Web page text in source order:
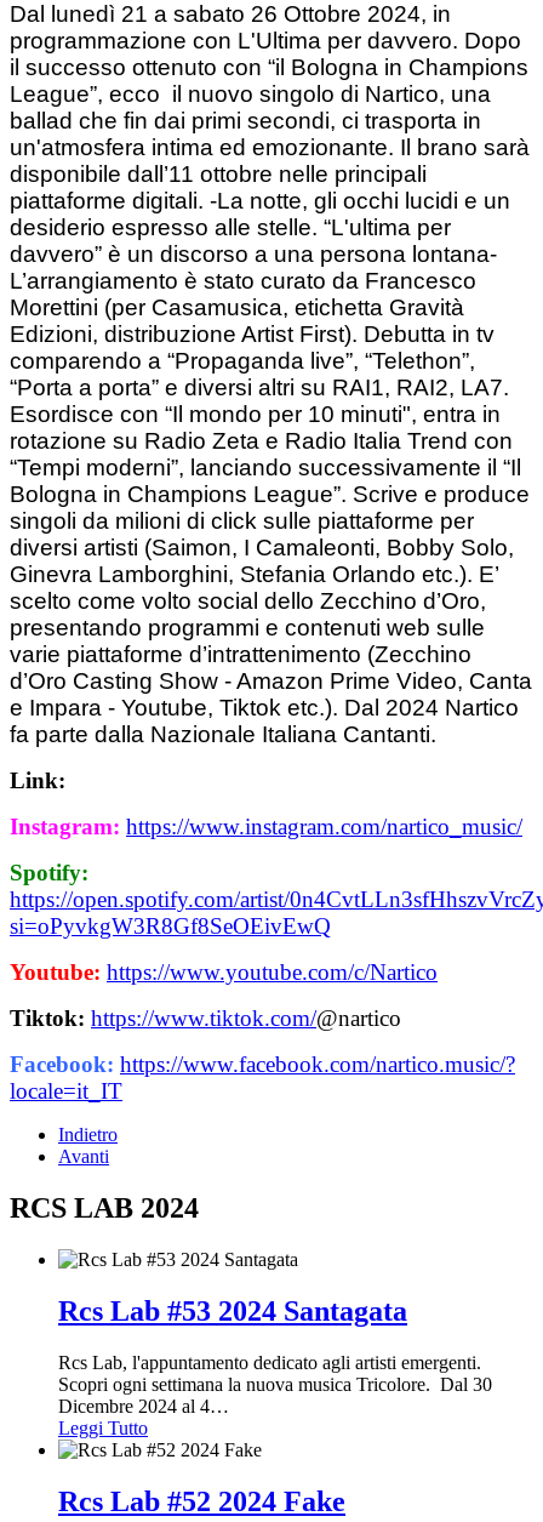
Dal lunedì 21 a sabato 26 Ottobre 2024, in
programmazione con L'Ultima per davvero. Dopo
il successo ottenuto con “il Bologna in Champions
League”, ecco il nuovo singolo di Nartico, una
ballad che fin dai primi secondi, ci trasporta in
un'atmosfera intima ed emozionante. Il brano sarà
disponibile dall’11 ottobre nelle principali
piattaforme digitali. -La notte, gli occhi lucidi e un
desiderio espresso alle stelle. “L'ultima per
davvero” è un discorso a una persona lontana-
L’arrangiamento è stato curato da Francesco
Morettini (per Casamusica, etichetta Gravità
Edizioni, distribuzione Artist First). Debutta in tv
comparendo a “Propaganda live”, “Telethon”,
“Porta a porta” e diversi altri su RAI1, RAI2, LA7.
Esordisce con “Il mondo per 10 minuti", entra in
rotazione su Radio Zeta e Radio Italia Trend con
“Tempi moderni”, lanciando successivamente il “Il
Bologna in Champions League”. Scrive e produce
singoli da milioni di click sulle piattaforme per
diversi artisti (Saimon, I Camaleonti, Bobby Solo,
Ginevra Lamborghini, Stefania Orlando etc.). E’
scelto come volto social dello Zecchino d’Oro,
presentando programmi e contenuti web sulle
varie piattaforme d’intrattenimento (Zecchino
d’Oro Casting Show - Amazon Prime Video, Canta
e Impara - Youtube, Tiktok etc.). Dal 2024 Nartico
fa parte dalla Nazionale Italiana Cantanti.
Link:
Instagram: https://www.instagram.com/nartico_music/
Spotify:
https://open.spotify.com/artist/
si=oPyvkgW3R8Gf8SeOEivEwQ
Youtube: https://www.youtube.com/c/Nartico
Tiktok: https://www.tiktok.com/@nartico
Facebook: https://www.facebook.com/nartico.music/?
locale=it_IT
Indietro
Avanti
RCS LAB 2024
Rcs Lab #53 2024 Santagata
Rcs Lab, l'appuntamento dedicato agli artisti emergenti.
Scopri ogni settimana la nuova musica Tricolore. Dal 30
Dicembre 2024 al 4…
Leggi Tutto
Rcs Lab #52 2024 Fake